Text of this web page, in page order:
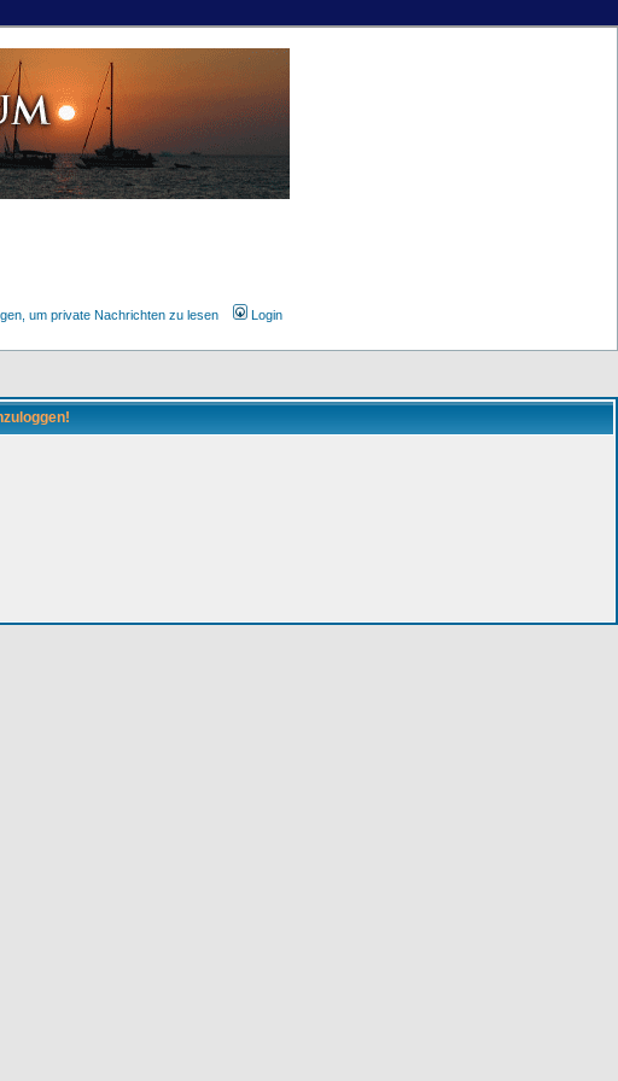
um private Nachrichten zu lesen Login